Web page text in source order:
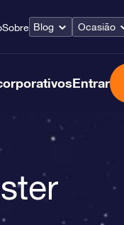
Sobre Blog Ocasião
Entrar